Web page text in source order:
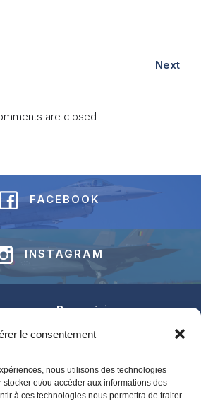
le consentement
nous utilisons des technologies
et/ou accéder aux informations des
à ces technologies nous permettra de traiter
Next
are closed
FACEBOOK
INSTAGRAM
Base aérienne
BELGIUM
concernant les BAFDAYS,